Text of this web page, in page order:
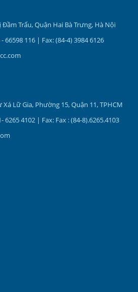
Trấu, Quận Hai Bà Trưng, Hà Nội
66598 116 | Fax: (84-4) 3984 6126
Lữ Gia, Phường 15, Quận 11, TPHCM
6265 4102 | Fax: Fax : (84-8).6265.4103